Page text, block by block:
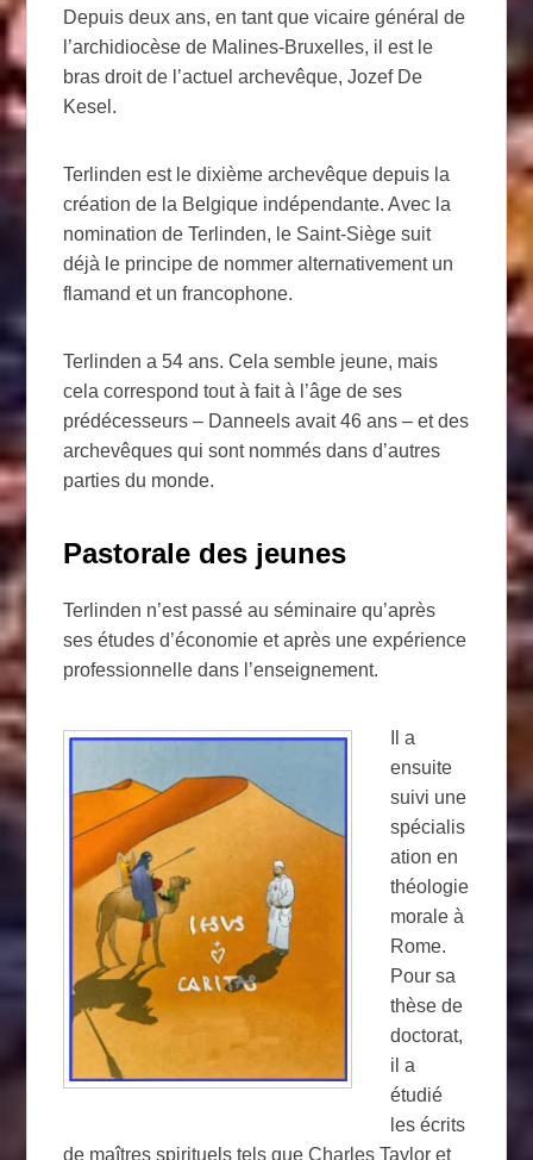
Depuis deux ans, en tant que vicaire général de
l’archidiocèse de Malines-Bruxelles, il est le
bras droit de l’actuel archevêque, Jozef De
Kesel.
Terlinden est le dixième archevêque depuis la
création de la Belgique indépendante. Avec la
nomination de Terlinden, le Saint-Siège suit
déjà le principe de nommer alternativement un
flamand et un francophone.
Terlinden a 54 ans. Cela semble jeune, mais
cela correspond tout à fait à l’âge de ses
prédécesseurs – Danneels avait 46 ans – et des
archevêques qui sont nommés dans d’autres
parties du monde.
Pastorale des jeunes
Terlinden n’est passé au séminaire qu’après
ses études d’économie et après une expérience
professionnelle dans l’enseignement.
Il a
ensuite
suivi une
spécialis
ation en
théologie
morale à
Rome.
Pour sa
thèse de
doctorat,
il a
étudié
les écrits
de maîtres spirituels tels que Charles Taylor et